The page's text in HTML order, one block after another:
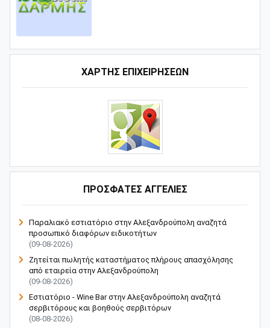
ΧΑΡΤΗΣ ΕΠΙΧΕΙΡΗΣΕΩΝ
ΠΡΟΣΦΑΤΕΣ ΑΓΓΕΛΙΕΣ
Παραλιακό εστιατόριο στην Αλεξανδρούπολη αναζητά
προσωπικό διαφόρων ειδικοτήτων
(09-08-2026)
Ζητείται πωλητής καταστήματος πλήρους απασχόλησης
από εταιρεία στην Αλεξανδρούπολη
(09-08-2026)
Εστιατόριο - Wine Bar στην Αλεξανδρούπολη αναζητά
σερβιτόρους και βοηθούς σερβιτόρων
(08-08-2026)